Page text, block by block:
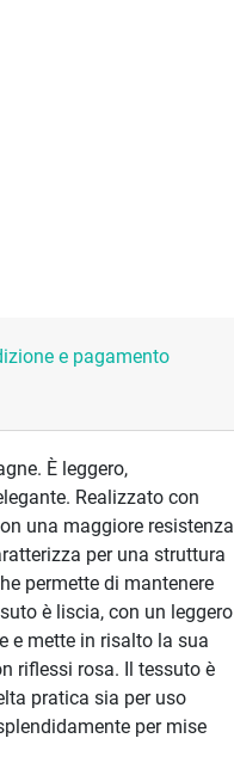
e pagamento
È leggero,
Realizzato con
una maggiore resistenza
per una struttura
permette di mantenere
è liscia, con un leggero
e mette in risalto la sua
riflessi rosa. Il tessuto è
pratica sia per uso
per mise